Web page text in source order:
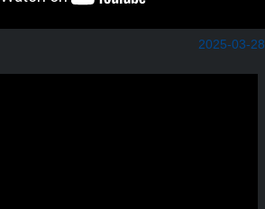
2025-03-28